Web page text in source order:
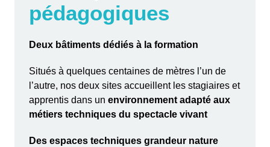
pédagogiques
Deux bâtiments dédiés à la formation
Situés à quelques centaines de mètres l’un de
l’autre, nos deux sites accueillent les stagiaires et
apprentis dans un environnement adapté aux
métiers techniques du spectacle vivant
Des espaces techniques grandeur nature